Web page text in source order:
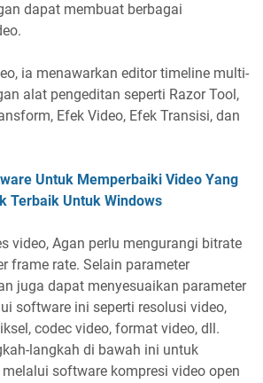
dapat membuat berbagai
ia menawarkan editor timeline multi-
alat pengeditan seperti Razor Tool,
Efek Video, Efek Transisi, dan
Untuk Memperbaiki Video Yang
Terbaik Untuk Windows
video, Agan perlu mengurangi bitrate
frame rate. Selain parameter
juga dapat menyesuaikan parameter
software ini seperti resolusi video,
codec video, format video, dll.
langkah di bawah ini untuk
software kompresi video open